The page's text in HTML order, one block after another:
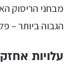
הגבוה ביותר –
עלויות